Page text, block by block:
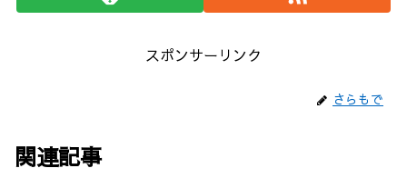
スポンサーリンク
さらもで
関連記事